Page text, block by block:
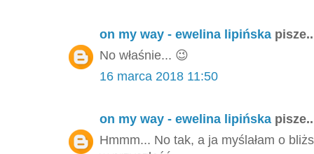
on my way - ewelina lipińska
No właśnie... 😉
16 marca 2018 11:50
on my way - ewelina lipińska
Hmmm... No tak, a ja myślałam o